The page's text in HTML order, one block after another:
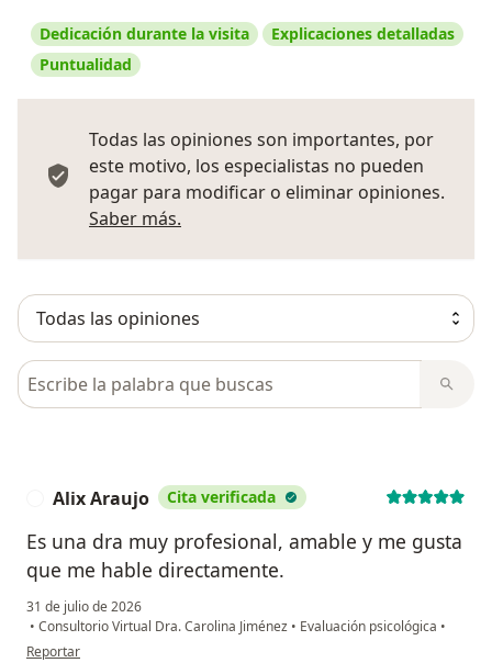
Dedicación durante la visita
Explicaciones detalladas
Puntualidad
Todas las opiniones son importantes, por
este motivo, los especialistas no pueden
pagar para modificar o eliminar opiniones.
Saber más.
Busca en opiniones
Alix Araujo Cita verificada
Es una dra muy profesional, amable y me gusta
que me hable directamente.
31 de julio de 2026
• Consultorio Virtual Dra. Carolina Jiménez • Evaluación psicológica •
en opinión del usuario Alix Araujo
Reportar